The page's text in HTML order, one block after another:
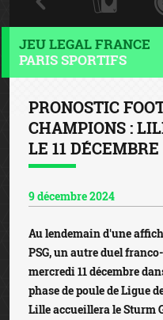
JEU LEGAL FRANCE
PARIS SPORTIFS
PRONOSTIC
CHAMPIONS :
LE 11 DÉCEMBRE
9 décembre 2024
Au lendemain d'une
PSG, un autre duel
mercredi 11 décembre
phase de poule de Ligue
Lille accueillera le Sturm